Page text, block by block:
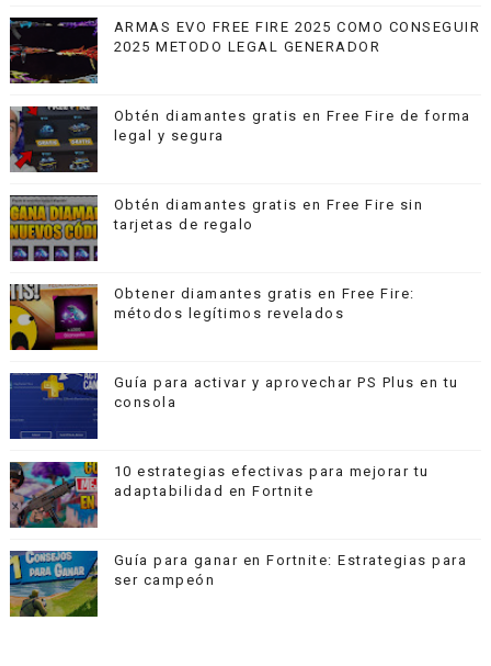
ARMAS EVO FREE FIRE 2025 COMO CONSEGUIR
2025 METODO LEGAL GENERADOR
Obtén diamantes gratis en Free Fire de forma
legal y segura
Obtén diamantes gratis en Free Fire sin
tarjetas de regalo
Obtener diamantes gratis en Free Fire:
métodos legítimos revelados
Guía para activar y aprovechar PS Plus en tu
consola
10 estrategias efectivas para mejorar tu
adaptabilidad en Fortnite
Guía para ganar en Fortnite: Estrategias para
ser campeón